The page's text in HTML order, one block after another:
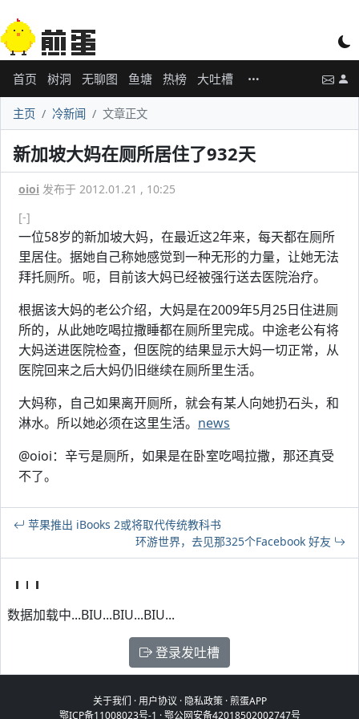
首页 树洞 无聊图 鱼塘 热榜 大吐槽
主页 冷新闻 文章正文
新加坡大妈在厕所居住了932天
oioi 发布于 2012.01.21 , 10:25
[-]
一位58岁的新加坡大妈，在最近这2年来，每天都在厕所
里居住。据她自己称她感觉到一种无形的力量，让她无法
拜托厕所。呃，目前该大妈已经被强行送去医院治疗。
根据该大妈的老公介绍，大妈是在2009年5月25日住进厕
所的，从此她吃喝拉撒睡都在厕所里完成。中途老公有将
大妈送进医院检查，但医院的结果显示大妈一切正常，从
医院回来之后大妈仍旧继续在厕所里生活。
大妈称，自己如果离开厕所，就会有某人向她扔石头，和
淋水。所以她必须在这里生活。 news
@oioi：辛亏是厕所，如果是在卧室吃喝拉撒，那还真受
不了。
苹果推出 iBooks 2或将取代传统教科书
环游世界，去见那325个Facebook 好友
数据加载中...BIU...BIU...BIU...
登录发吐槽
关于我们 ·用户协议 · 隐私政策·煎蛋APP
鄂ICP备11008023号-1 ·鄂公网安备42018502002747号